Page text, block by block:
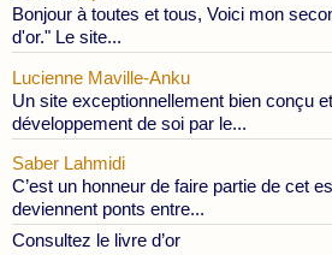
Bonjour à toutes et tous, Voici mon
d'or." Le site...
Lucienne Maville-Anku
Un site exceptionnellement bien conçu
développement de soi par le...
Saber Lahmidi
C’est un honneur de faire partie de cet
deviennent ponts entre...
Consultez le livre d’or